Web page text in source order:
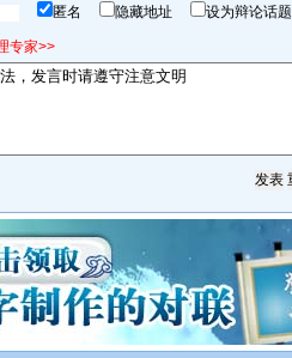
匿名 隐藏地址 设为辩论话题
专家>>